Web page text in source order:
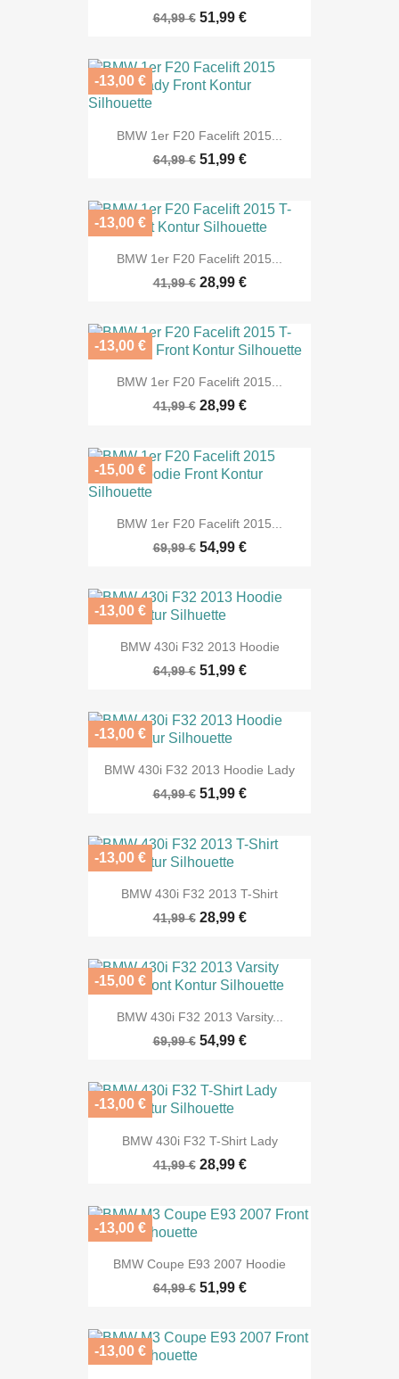
64,99 € 51,99 €
BMW 1er F20 Facelift 2015...
64,99 € 51,99 €
-13,00 €
BMW 1er F20 Facelift 2015...
41,99 € 28,99 €
-13,00 €
BMW 1er F20 Facelift 2015...
41,99 € 28,99 €
-13,00 €
BMW 1er F20 Facelift 2015...
69,99 € 54,99 €
-15,00 €
BMW 430i F32 2013 Hoodie
64,99 € 51,99 €
-13,00 €
BMW 430i F32 2013 Hoodie Lady
64,99 € 51,99 €
-13,00 €
BMW 430i F32 2013 T-Shirt
41,99 € 28,99 €
-13,00 €
BMW 430i F32 2013 Varsity...
69,99 € 54,99 €
-15,00 €
BMW 430i F32 T-Shirt Lady
41,99 € 28,99 €
-13,00 €
BMW Coupe E93 2007 Hoodie
64,99 € 51,99 €
-13,00 €
-13,00 €